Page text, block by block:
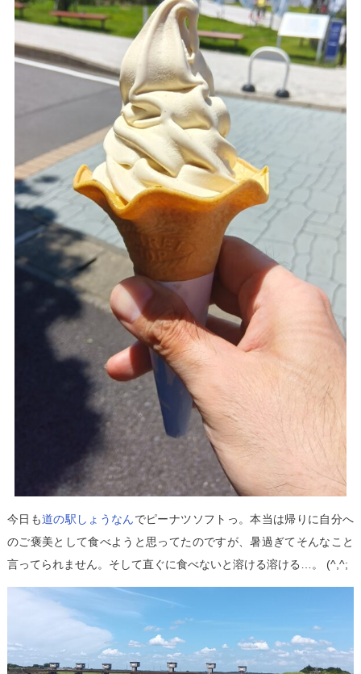
今日も道の駅しょうなんでピーナツソフトっ。本当は帰りに自分へ
のご褒美として食べようと思ってたのですが、暑過ぎてそんなこと
言ってられません。そして直ぐに食べないと溶ける溶ける…。 (^,^;